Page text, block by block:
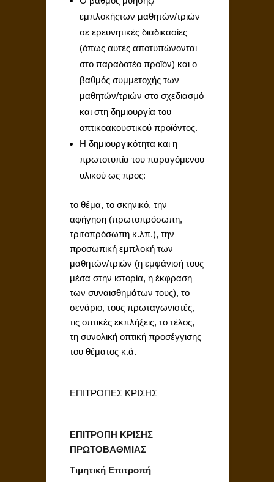
εμπλοκήςτων μαθητών/τριών
σε ερευνητικές διαδικασίες
(όπως αυτές αποτυπώνονται
στο παραδοτέο προϊόν) και ο
βαθμός συμμετοχής των
μαθητών/τριών στο σχεδιασμό
και στη δημιουργία του
οπτικοακουστικού προϊόντος.
Η δημιουργικότητα και η
πρωτοτυπία του παραγόμενου
υλικού ως προς:
το θέμα, το σκηνικό, την
αφήγηση (πρωτοπρόσωπη,
τριτοπρόσωπη κ.λπ.), την
προσωπική εμπλοκή των
μαθητών/τριών (η εμφάνισή τους
μέσα στην ιστορία, η έκφραση
των συναισθημάτων τους), το
σενάριο, τους πρωταγωνιστές,
τις οπτικές εκπλήξεις, το τέλος,
τη συνολική οπτική προσέγγισης
του θέματος κ.ά.
ΕΠΙΤΡΟΠΕΣ ΚΡΙΣΗΣ
ΕΠΙΤΡΟΠΗ ΚΡΙΣΗΣ
ΠΡΩΤΟΒΑΘΜΙΑΣ
Τιμητική Επιτροπή